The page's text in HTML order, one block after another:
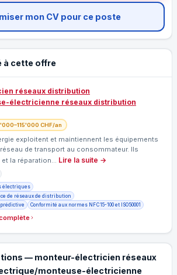
mon CV pour ce poste
à cette offre
réseaux distribution
électricienne réseaux distribution
CHF/an
exploitent et maintiennent les équipements
réseau de transport au consommateur. Ils
et la réparation… Lire la suite →
électriques
de réseaux de distribution
Conformité aux normes NF C 15-100 et ISO 50001
— monteur-électricien réseaux
monteuse-électricienne